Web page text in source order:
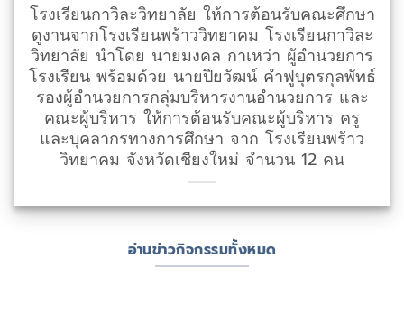
โรงเรียนกาวิละวิทยาลัย ให้การต้อนรับคณะศึกษา
ดูงานจากโรงเรียนพร้าววิทยาคม โรงเรียนกาวิละ
วิทยาลัย นำโดย นายมงคล กาเหว่า ผู้อำนวยการ
โรงเรียน พร้อมด้วย นายปิยวัฒน์ คำฟูบุตรกุลพัทธ์
รองผู้อำนวยการกลุ่มบริหารงานอำนวยการ และ
คณะผู้บริหาร ให้การต้อนรับคณะผู้บริหาร ครู
และบุคลากรทางการศึกษา จาก โรงเรียนพร้าว
วิทยาคม จังหวัดเชียงใหม่ จำนวน 12 คน
อ่านข่าวกิจกรรมทั้งหมด